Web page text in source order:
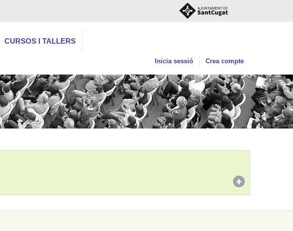
CURSOS I TALLERS
Inicia sessió Crea compte